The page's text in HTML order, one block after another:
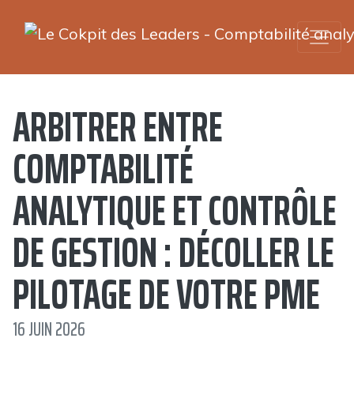
ARBITRER ENTRE
COMPTABILITÉ
ANALYTIQUE ET CONTRÔLE
DE GESTION : DÉCOLLER LE
PILOTAGE DE VOTRE PME
16 JUIN 2026